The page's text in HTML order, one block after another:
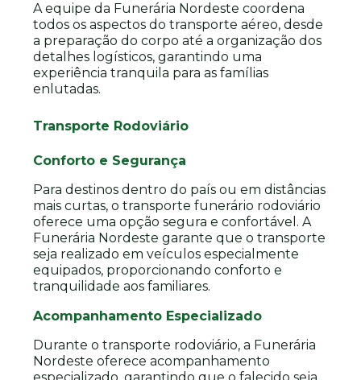
A equipe da Funerária Nordeste coordena
todos os aspectos do transporte aéreo, desde
a preparação do corpo até a organização dos
detalhes logísticos, garantindo uma
experiência tranquila para as famílias
enlutadas.
Transporte Rodoviário
Conforto e Segurança
Para destinos dentro do país ou em distâncias
mais curtas, o transporte funerário rodoviário
oferece uma opção segura e confortável. A
Funerária Nordeste garante que o transporte
seja realizado em veículos especialmente
equipados, proporcionando conforto e
tranquilidade aos familiares.
Acompanhamento Especializado
Durante o transporte rodoviário, a Funerária
Nordeste oferece acompanhamento